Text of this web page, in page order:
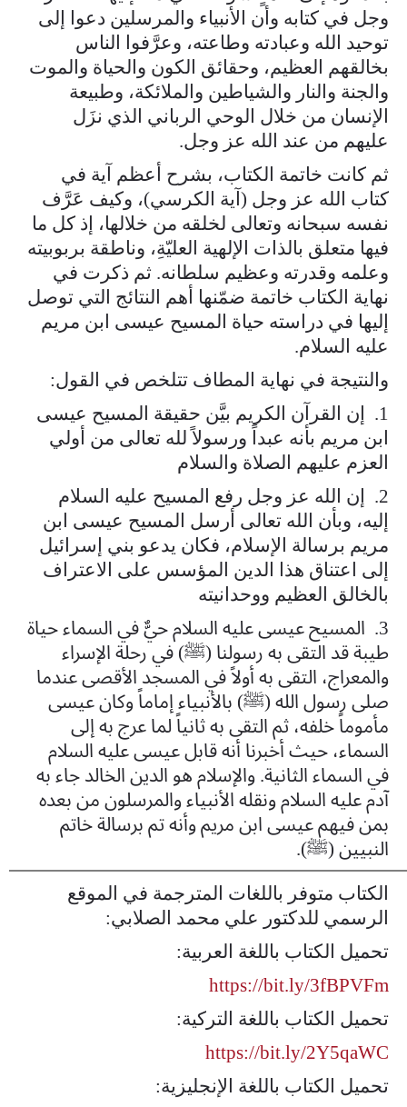
وجل في كتابه وأن الأنبياء والمرسلين دعوا إلى
توحيد الله وعبادته وطاعته، وعرَّفوا الناس
بخالقهم العظيم، وحقائق الكون والحياة والموت
والجنة والنار والشياطين والملائكة، وطبيعة
الإنسان من خلال الوحي الرباني الذي نزَل
عليهم من عند الله عز وجل.
ثم كانت خاتمة الكتاب، بشرح أعظم آية في
كتاب الله عز وجل (آية الكرسي)، وكيف عَرَّف
نفسه سبحانه وتعالى لخلقه من خلالها، إذ كل ما
فيها متعلق بالذات الإلهية العليّةِ، وناطقة بربوبيته
وعلمه وقدرته وعظيم سلطانه. ثم ذكرت في
نهاية الكتاب خاتمة ضمّنها أهم النتائج التي توصل
إليها في دراسته حياة المسيح عيسى ابن مريم
عليه السلام.
والنتيجة في نهاية المطاف تتلخص في القول:
1. إن القرآن الكريم بيَّن حقيقة المسيح عيسى
ابن مريم بأنه عبداً ورسولاً لله تعالى من أولي
العزم عليهم الصلاة والسلام
2. إن الله عز وجل رفع المسيح عليه السلام
إليه، وبأن الله تعالى أرسل المسيح عيسى ابن
مريم برسالة الإسلام، فكان يدعو بني إسرائيل
إلى اعتناق هذا الدين المؤسس على الاعتراف
بالخالق العظيم ووحدانيته
3. المسيح عيسى عليه السلام حيٌّ في السماء حياة
طيبة قد التقى به رسولنا (ﷺ) في رحلة الإسراء
والمعراج، التقى به أولاً في المسجد الأقصى عندما
صلى رسول الله (ﷺ) بالأنبياء إماماً وكان عيسى
مأموماً خلفه، ثم التقى به ثانياً لما عرج به إلى
السماء، حيث أخبرنا أنه قابل عيسى عليه السلام
في السماء الثانية. والإسلام هو الدين الخالد جاء به
آدم عليه السلام ونقله الأنبياء والمرسلون من بعده
بمن فيهم عيسى ابن مريم وأنه تم برسالة خاتم
النبيين (ﷺ).
الكتاب متوفر باللغات المترجمة في الموقع
الرسمي للدكتور علي محمد الصلابي:
تحميل الكتاب باللغة العربية:
https://bit.ly/3fBPVFm
تحميل الكتاب باللغة التركية:
https://bit.ly/2Y5qaWC
تحميل الكتاب باللغة الإنجليزية: